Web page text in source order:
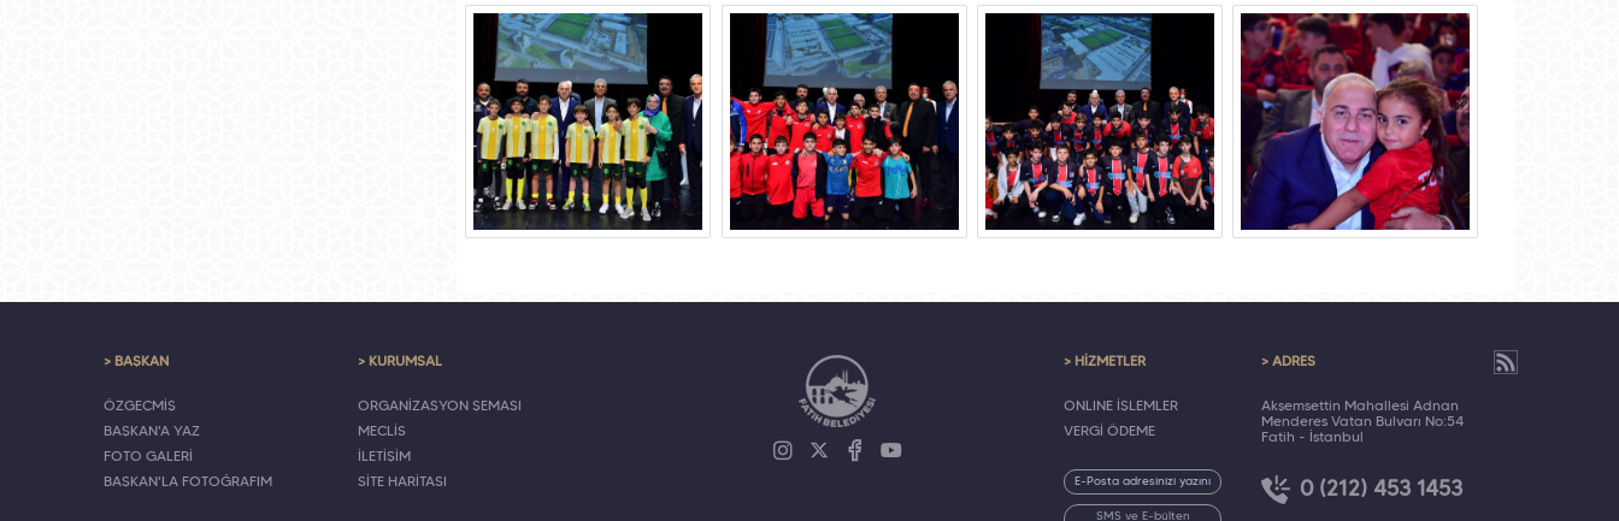
> BAŞKAN
ÖZGEÇMİŞ
BAŞKAN'A YAZ
FOTO GALERİ
BAŞKAN'LA FOTOĞRAFIM
> KURUMSAL
ORGANİZASYON ŞEMASI
MECLİS
İLETİŞİM
SİTE HARİTASI
> HİZMETLER
ONLINE İŞLEMLER
VERGİ ÖDEME
SMS ve E-bülten
> ADRES
Akşemsettin Mahallesi Adnan
Menderes Vatan Bulvarı No:54
Fatih - İstanbul
0 (212) 453 1453